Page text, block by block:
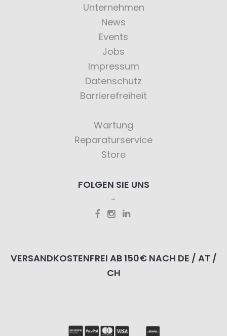
Unternehmen
News
Events
Jobs
Impressum
Datenschutz
Barrierefreiheit
Wartung
Reparaturservice
Store
FOLGEN SIE UNS
VERSANDKOSTENFREI AB 150€ NACH DE / AT /
CH